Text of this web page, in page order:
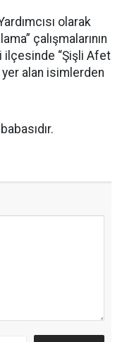
olarak
çalışmalarının
ilçesinde “Şişli Afet
yer alan isimlerden